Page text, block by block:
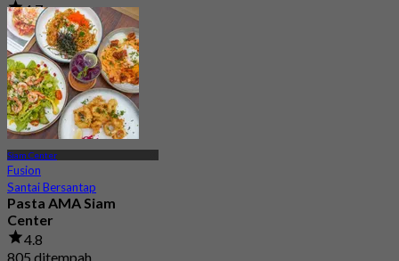
4.7
3.3K ditempah
Dari฿ 498
Siam Center
Fusion
Santai Bersantap
Pasta AMA Siam
Center
4.8
805 ditempah